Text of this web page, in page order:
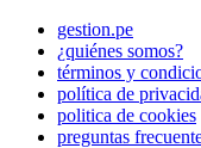
gestion.pe
¿quiénes somos?
términos y
política de
politica de cookies
preguntas